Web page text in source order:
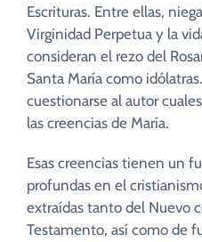
Escrituras. Entre ellas,
Virginidad Perpetua y la
consideran el rezo del
Santa María como
cuestionarse al autor
las creencias de María.
Esas creencias tienen un
profundas en el
extraídas tanto del Nuevo
Testamento, así como de